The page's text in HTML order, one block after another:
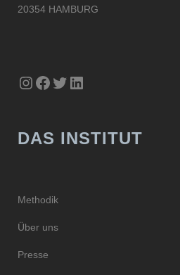
20354 HAMBURG
Instagram
Facebook
Twitter
LinkedIn
DAS INSTITUT
Methodik
Über uns
Presse